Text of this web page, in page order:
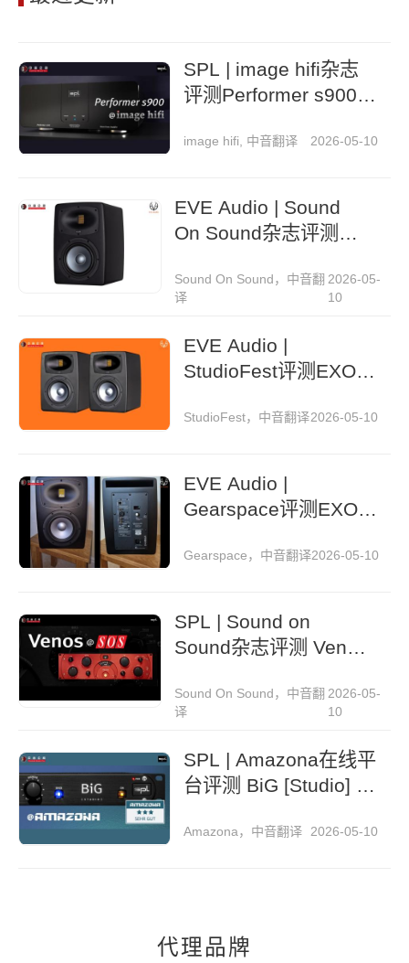
SPL | image hifi杂志
评测Performer s900立
image hifi, 中音翻译 2026-05-10
EVE Audio | Sound
On Sound杂志评测
Sound On Sound，中音翻
译
2026-05-
10
EVE Audio |
StudioFest评测EXO
StudioFest，中音翻译2026-05-10
EVE Audio |
Gearspace评测EXO
Gearspace，中音翻译2026-05-10
SPL | Sound on
Sound杂志评测 Venos
Sound On Sound，中音翻
译
2026-05-
10
SPL | Amazona在线平
台评测 BiG [Studio] 机
Amazona，中音翻译 2026-05-10
代理品牌